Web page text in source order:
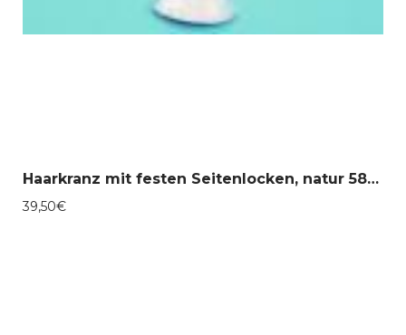
Haarkranz mit festen Seitenlocken, natur 58-30081
39,50€